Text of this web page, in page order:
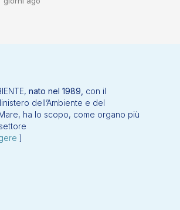
nato nel 1989, con il
dell’Ambiente e del
ha lo scopo, come organo più
]